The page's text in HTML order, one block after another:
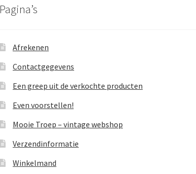
Pagina’s
Afrekenen
Contactgegevens
Een greep uit de verkochte producten
Even voorstellen!
Mooie Troep – vintage webshop
Verzendinformatie
Winkelmand